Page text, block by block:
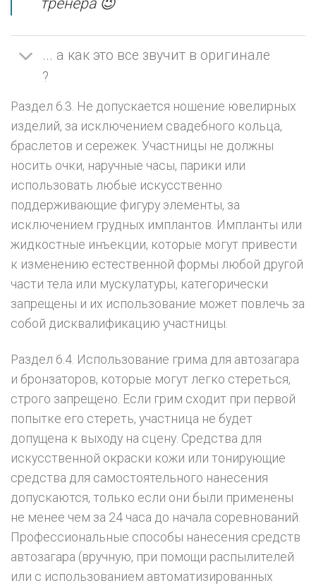
... а как это все звучит в оригинале
?
Раздел 6.3. Не допускается ношение ювелирных
изделий, за исключением свадебного кольца,
браслетов и сережек. Участницы не должны
носить очки, наручные часы, парики или
использовать любые искусственно
поддерживающие фигуру элементы, за
исключением грудных имплантов. Импланты или
жидкостные инъекции, которые могут привести
к изменению естественной формы любой другой
части тела или мускулатуры, категорически
запрещены и их использование может повлечь за
собой дисквалификацию участницы.
Раздел 6.4. Использование грима для автозагара
и бронзаторов, которые могут легко стереться,
строго запрещено. Если грим сходит при первой
попытке его стереть, участница не будет
допущена к выходу на сцену. Средства для
искусственной окраски кожи или тонирующие
средства для самостоятельного нанесения
допускаются, только если они были применены
не менее чем за 24 часа до начала соревнований.
Профессиональные способы нанесения средств
автозагара (вручную, при помощи распылителей
или с использованием автоматизированных